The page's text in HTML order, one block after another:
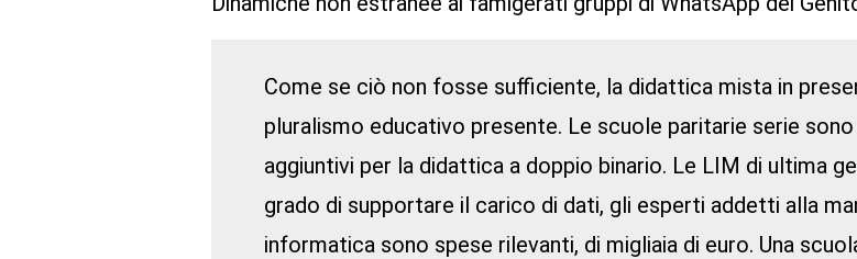
Come se ciò non fosse sufficiente, la didattica mista in
pluralismo educativo presente. Le scuole paritarie serie
aggiuntivi per la didattica a doppio binario. Le LIM di ultima
grado di supportare il carico di dati, gli esperti addetti alla
informatica sono spese rilevanti, di migliaia di euro. Una